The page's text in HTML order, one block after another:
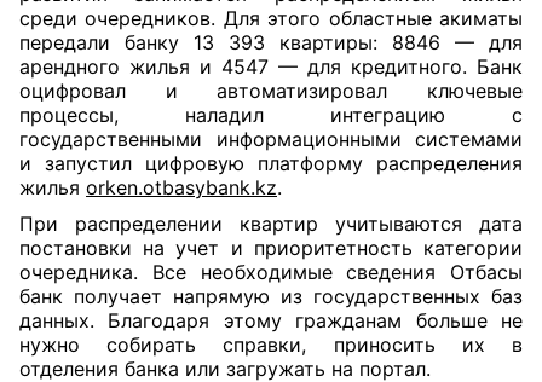
среди очередников. Для этого областные акиматы
передали банку 13 393 квартиры: 8846 — для
арендного жилья и 4547 — для кредитного. Банк
оцифровал и автоматизировал ключевые
процессы, наладил интеграцию с
государственными информационными системами
и запустил цифровую платформу распределения
жилья orken.otbasybank.kz.
При распределении квартир учитываются дата
постановки на учет и приоритетность категории
очередника. Все необходимые сведения Отбасы
банк получает напрямую из государственных баз
данных. Благодаря этому гражданам больше не
нужно собирать справки, приносить их в
отделения банка или загружать на портал.